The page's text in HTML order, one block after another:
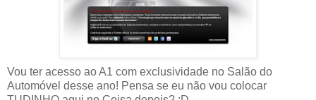
Vou ter acesso ao A1 com exclusividade no Salão do
Automóvel desse ano! Pensa se eu não vou colocar